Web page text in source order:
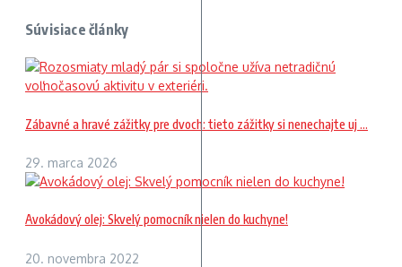
Súvisiace články
Zábavné a hravé zážitky pre dvoch: tieto zážitky si nenechajte uj ...
29. marca 2026
Avokádový olej: Skvelý pomocník nielen do kuchyne!
20. novembra 2022